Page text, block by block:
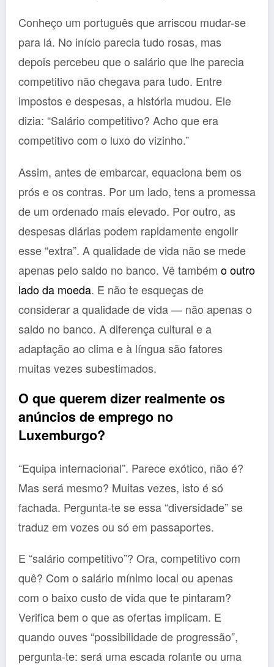
Conheço um português que arriscou mudar-se
para lá. No início parecia tudo rosas, mas
depois percebeu que o salário que lhe parecia
competitivo não chegava para tudo. Entre
impostos e despesas, a história mudou. Ele
dizia: “Salário competitivo? Acho que era
competitivo com o luxo do vizinho.”
Assim, antes de embarcar, equaciona bem os
prós e os contras. Por um lado, tens a promessa
de um ordenado mais elevado. Por outro, as
despesas diárias podem rapidamente engolir
esse “extra”. A qualidade de vida não se mede
apenas pelo saldo no banco. Vê também o outro
lado da moeda. E não te esqueças de
considerar a qualidade de vida — não apenas o
saldo no banco. A diferença cultural e a
adaptação ao clima e à língua são fatores
muitas vezes subestimados.
O que querem dizer realmente os
anúncios de emprego no
Luxemburgo?
“Equipa internacional”. Parece exótico, não é?
Mas será mesmo? Muitas vezes, isto é só
fachada. Pergunta-te se essa “diversidade” se
traduz em vozes ou só em passaportes.
E “salário competitivo”? Ora, competitivo com
quê? Com o salário mínimo local ou apenas
com o baixo custo de vida que te pintaram?
Verifica bem o que as ofertas implicam. E
quando ouves “possibilidade de progressão”,
pergunta-te: será uma escada rolante ou uma